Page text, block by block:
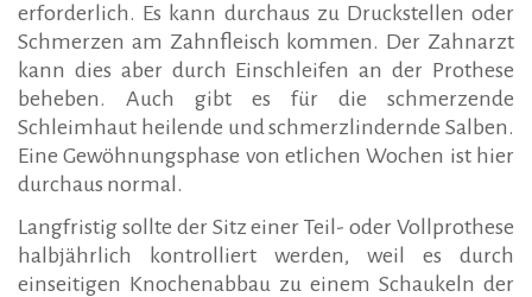
erforderlich. Es kann durchaus zu Druckstellen oder
Schmerzen am Zahnfleisch kommen. Der Zahnarzt
kann dies aber durch Einschleifen an der Prothese
beheben. Auch gibt es für die schmerzende
Schleimhaut heilende und schmerzlindernde Salben.
Eine Gewöhnungsphase von etlichen Wochen ist hier
durchaus normal.
Langfristig sollte der Sitz einer Teil- oder Vollprothese
halbjährlich kontrolliert werden, weil es durch
einseitigen Knochenabbau zu einem Schaukeln der